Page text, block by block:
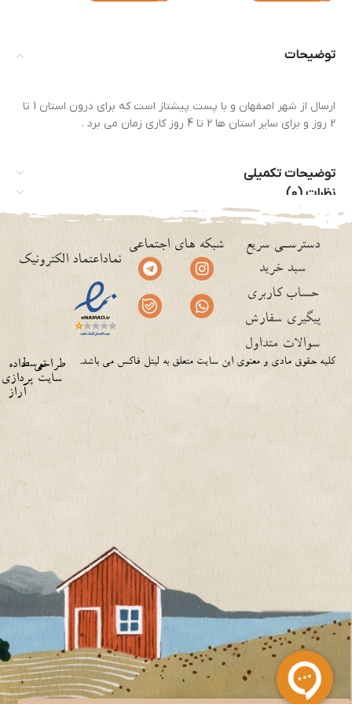
توضیحات
ارسال از شهر اصفهان و با پست پیشتاز است که برای درون استان 1 تا
2 روز و برای سایر استان ها 2 تا 4 روز کاری زمان می برد .
توضیحات تکمیلی
نظرات (0)
دسترسـی سریع
سبد خرید
حساب کاربری
پیگیری سفارش
سوالات متداول
شبکه های اجتماعی
نماداعتماد الکترونیک
داده
پردازی
آراز
توسططراحی
سایت
کلیه حقوق مادی و معنوی این سایت متعلق به لیتل فاکس می باشد.